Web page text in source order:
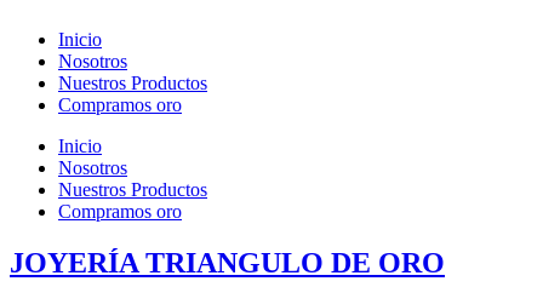
Inicio
Nosotros
Nuestros Productos
Compramos oro
Inicio
Nosotros
Nuestros Productos
Compramos oro
JOYERÍA TRIANGULO DE ORO